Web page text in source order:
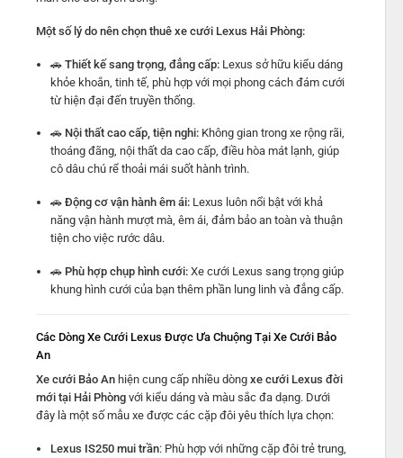
Một số lý do nên chọn thuê xe cưới Lexus Hải Phòng:
🚗Thiết kế sang trọng, đẳng cấp: Lexus sở hữu kiểu dáng
khỏe khoắn, tinh tế, phù hợp với mọi phong cách đám cưới
từ hiện đại đến truyền thống.
🚗 Nội thất cao cấp, tiện nghi: Không gian trong xe rộng rãi,
thoáng đãng, nội thất da cao cấp, điều hòa mát lạnh, giúp
cô dâu chú rể thoải mái suốt hành trình.
🚗Động cơ vận hành êm ái: Lexus luôn nổi bật với khả
năng vận hành mượt mà, êm ái, đảm bảo an toàn và thuận
tiện cho việc rước dâu.
🚗 Phù hợp chụp hình cưới: Xe cưới Lexus sang trọng giúp
khung hình cưới của bạn thêm phần lung linh và đẳng cấp.
Các Dòng Xe Cưới Lexus Được Ưa Chuộng Tại Xe Cưới Bảo
An
Xe cưới Bảo Anhiện cung cấp nhiều dòng xe cưới Lexus đời
mới tại Hải Phòngvới kiểu dáng và màu sắc đa dạng. Dưới
đây là một số mẫu xe được các cặp đôi yêu thích lựa chọn:
Lexus IS250 mui trần: Phù hợp với những cặp đôi trẻ trung,